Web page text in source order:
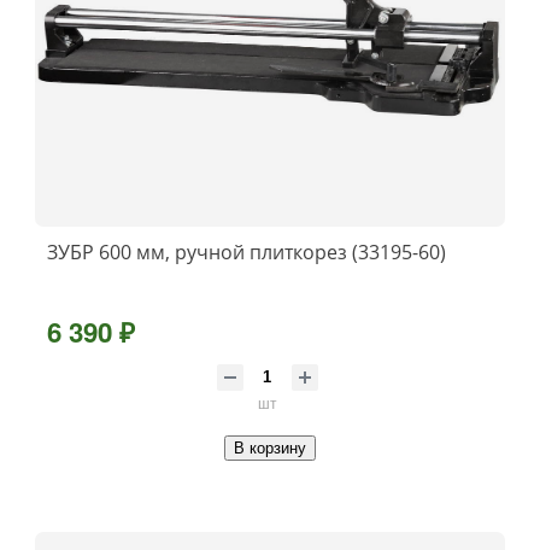
ЗУБР 600 мм, ручной плиткорез (33195-60)
6 390 ₽
шт
В корзину